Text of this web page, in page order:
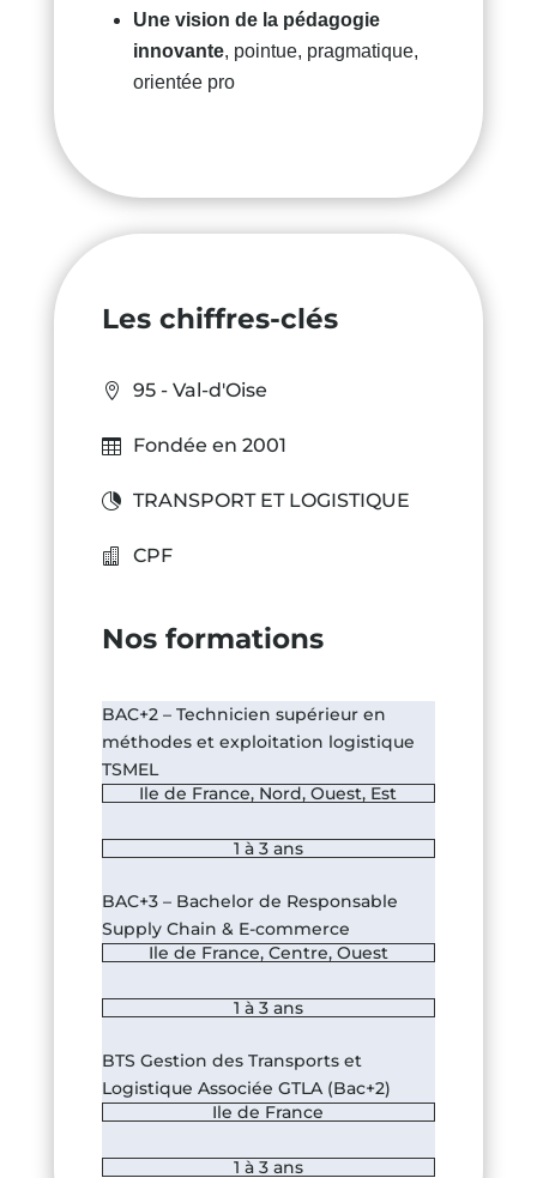
Une vision de la pédagogie
innovante, pointue, pragmatique,
orientée pro
Les chiffres-clés
95 - Val-d'Oise
Fondée en 2001
TRANSPORT ET LOGISTIQUE
CPF
Nos formations
BAC+2 – Technicien supérieur en
méthodes et exploitation logistique
TSMEL
Ile de France, Nord,Ouest, Est
1 à 3 ans
BAC+3 – Bachelor de Responsable
Supply Chain & E-commerce
Ile de France, Centre, Ouest
1 à 3 ans
BTS Gestion des Transports et
Logistique Associée GTLA (Bac+2)
Ile de France
1 à 3 ans